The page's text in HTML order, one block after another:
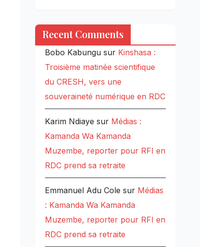
Recent Comments
Bobo Kabungusur Kinshasa :
Troisième matinée scientifique
du CRESH, vers une
souveraineté numérique en RDC
Karim Ndiaye sur Médias :
Kamanda Wa Kamanda
Muzembe, reporter pour RFI en
RDC prend sa retraite
Emmanuel Adu Cole sur Médias
: Kamanda Wa Kamanda
Muzembe, reporter pour RFI en
RDC prend sa retraite